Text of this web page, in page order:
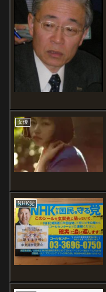
女優
NHK党